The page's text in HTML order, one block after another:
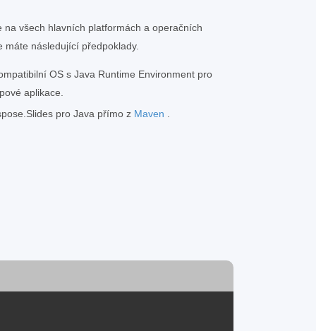
na všech hlavních platformách a operačních
následující předpoklady.
OS s Java Runtime Environment pro
aplikace.
pro Java přímo z Maven